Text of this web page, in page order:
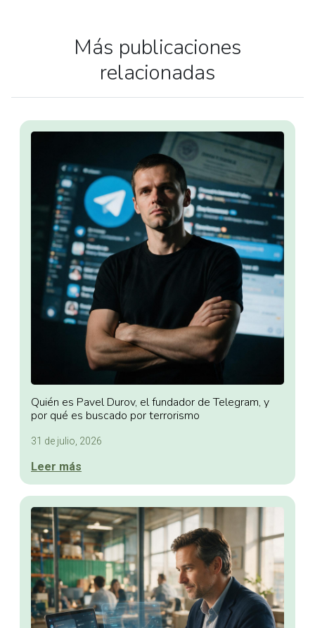
Más publicaciones
relacionadas
Quién es Pavel Durov, el fundador de Telegram, y
por qué es buscado por terrorismo
31 de julio, 2026
Leer más